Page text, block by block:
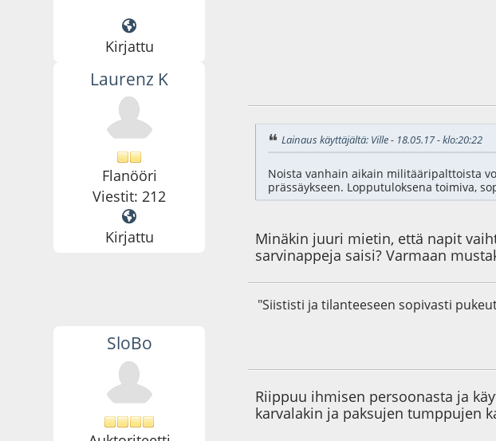
Kirjattu
Laurenz K
Flanööri
Viestit: 212
Kirjattu
Lainaus käyttäjältä: Ville - 18.05.17 - klo:20:22
Noista vanhain aikain militääripalttoista
prässäykseen. Lopputuloksena toimiva,
Minäkin juuri mietin, että napit
sarvinappeja saisi? Varmaan
"Siististi ja tilanteeseen sopivasti
SloBo
Riippuu ihmisen persoonasta ja
karvalakin ja paksujen tumppujen